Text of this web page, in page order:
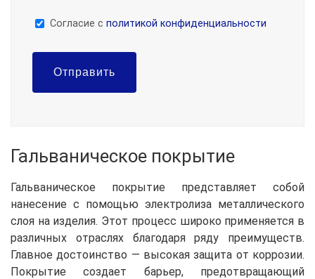
Cогласие с политикой конфиденциальности
Отправить
Гальваническое покрытие
Гальваническое покрытие представляет собой
нанесение с помощью электролиза металлического
слоя на изделия. Этот процесс широко применяется в
различных отраслях благодаря ряду преимуществ.
Главное достоинство — высокая защита от коррозии.
Покрытие создает барьер, предотвращающий